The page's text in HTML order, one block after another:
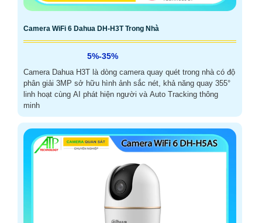
Camera WiFi 6 Dahua DH-H3T Trong Nhà
5%-35%
Camera Dahua H3T là dòng camera quay quét trong nhà có độ
phân giải 3MP sở hữu hình ảnh sắc nét, khả năng quay 355°
linh hoạt cùng AI phát hiện người và Auto Tracking thông
minh